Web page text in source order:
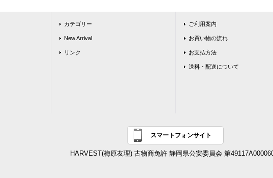
カテゴリー
New Arrival
リンク
ご利用案内
お買い物の流れ
お支払方法
送料・配送について
スマートフォンサイト
HARVEST(梅原友理) 古物商免許 静岡県公安委員会 第